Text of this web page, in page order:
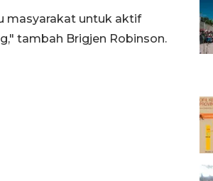
masyarakat untuk aktif
tambah Brigjen Robinson.